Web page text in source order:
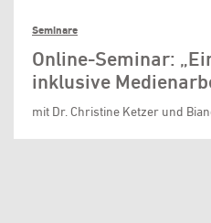
Seminare
Online-Seminar:
inklusive
mit Dr. Christine Ketzer und